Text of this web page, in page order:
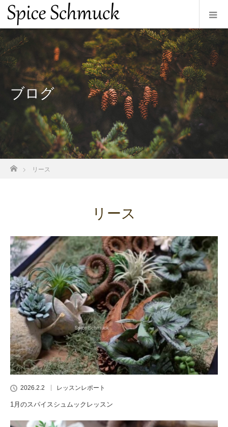
ブログ
ホーム
リース
リース
2026.2.2 レッスンレポート
1月のスパイスシュムックレッスン